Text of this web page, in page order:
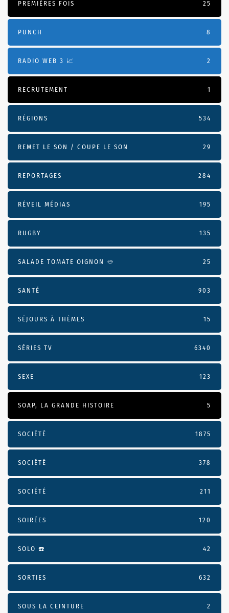
PREMIÈRES FOIS 25
PUNCH 8
RADIO WEB 3 📈 2
RECRUTEMENT 1
RÉGIONS 534
REMET LE SON / COUPE LE SON 29
REPORTAGES 284
RÉVEIL MÉDIAS 195
RUGBY 135
SALADE TOMATE OIGNON 🥙 25
SANTÉ 903
SÉJOURS À THÈMES 15
SÉRIES TV 6340
SEXE 123
SOAP, LA GRANDE HISTOIRE 5
SOCIÉTÉ 1875
SOCIÉTÉ 378
SOCIÉTÉ 211
SOIRÉES 120
SOLO ☎️ 42
SORTIES 632
SOUS LA CEINTURE 2